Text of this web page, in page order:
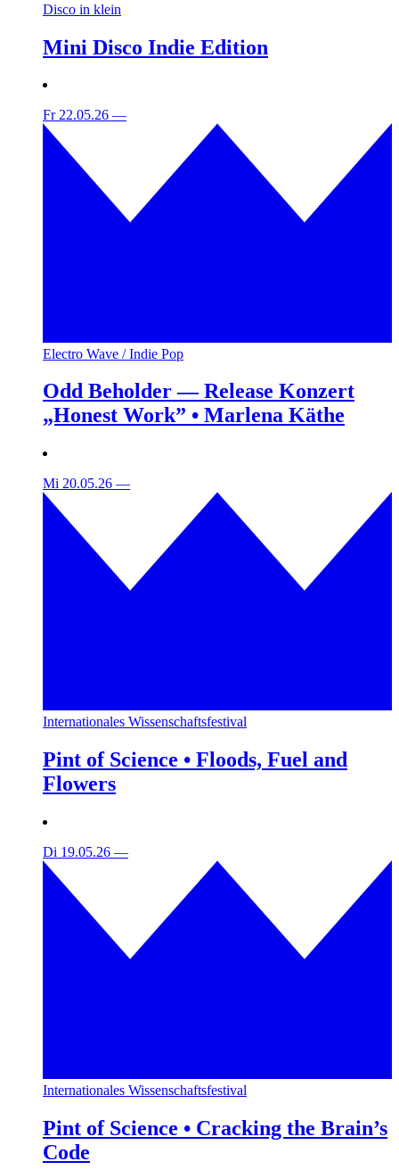
Disco in klein
Mini Disco Indie Edition
Fr 22.05.26 —
Electro Wave / Indie Pop
Odd Beholder — Release Konzert
„Honest Work” • Marlena Käthe
Mi 20.05.26 —
Internationales Wissenschaftsfestival
Pint of Science • Floods, Fuel and
Flowers
Di 19.05.26 —
Internationales Wissenschaftsfestival
Pint of Science • Cracking the Brain’s
Code